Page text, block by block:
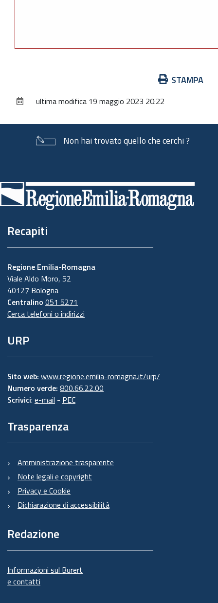
documento
STAMPA
ultima modifica 19 maggio 2023 20:22
Non hai trovato quello che cerchi ?
di
pagina
Recapiti
Regione Emilia-Romagna
Viale Aldo Moro, 52
40127 Bologna
Centralino 051 5271
Cerca telefoni o indirizzi
URP
Sito web: www.regione.emilia-romagna.it/urp/
Numero verde: 800.66.22.00
Scrivici: e-mail - PEC
Trasparenza
Amministrazione trasparente
Note legali e copyright
Privacy e Cookie
Dichiarazione di accessibilità
Redazione
Informazioni sul Burert
e contatti